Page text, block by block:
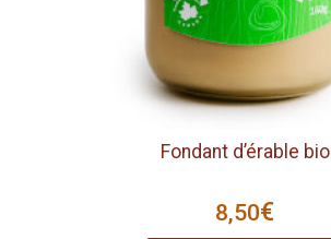
Fondant d’érable bio
8,50€